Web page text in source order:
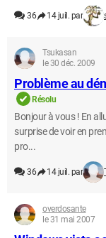
36 14 juil. par
Tsukasan
le 30 déc. 2009
Problème au
Résolu
Bonjour à vous ! En
surprise de voir en
pro...
36 14 juil. par
overdosante
le 31 mai 2007